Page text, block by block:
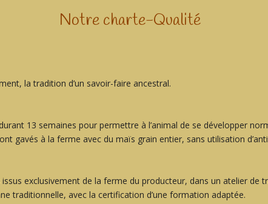
Notre charte-Qualité
la tradition d’un savoir-faire ancestral.
13 semaines pour permettre à l’animal de se développer
gavés à la ferme avec du maïs grain entier, sans utilisation
exclusivement de la ferme du producteur, dans un atelier
traditionnelle, avec la certification d’une formation adaptée.